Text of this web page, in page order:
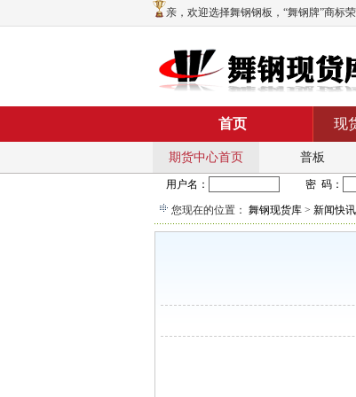
亲，欢迎选择舞钢钢板，“舞钢牌”商标
首页 现
期货中心首页 普板
您现在的位置： 舞钢现货库 > 新闻快讯